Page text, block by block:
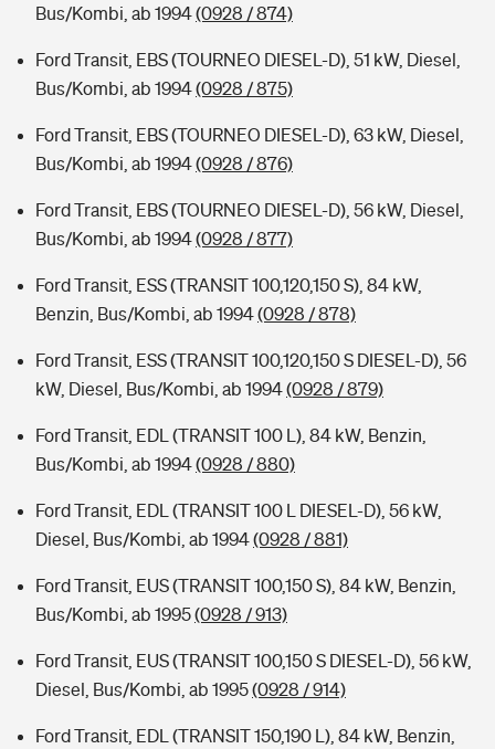
Bus/Kombi, ab 1994(0928 / 874)
Ford Transit, EBS (TOURNEO DIESEL-D), 51 kW, Diesel,
Bus/Kombi, ab 1994(0928 / 875)
Ford Transit, EBS (TOURNEO DIESEL-D), 63 kW, Diesel,
Bus/Kombi, ab 1994(0928 / 876)
Ford Transit, EBS (TOURNEO DIESEL-D), 56 kW, Diesel,
Bus/Kombi, ab 1994(0928 / 877)
Ford Transit, ESS (TRANSIT 100,120,150 S), 84 kW,
Benzin, Bus/Kombi, ab 1994(0928 / 878)
Ford Transit, ESS (TRANSIT 100,120,150 S DIESEL-D), 56
kW, Diesel, Bus/Kombi, ab 1994(0928 / 879)
Ford Transit, EDL (TRANSIT 100 L), 84 kW, Benzin,
Bus/Kombi, ab 1994(0928 / 880)
Ford Transit, EDL (TRANSIT 100 L DIESEL-D), 56 kW,
Diesel, Bus/Kombi, ab 1994(0928 / 881)
Ford Transit, EUS (TRANSIT 100,150 S), 84 kW, Benzin,
Bus/Kombi, ab 1995(0928 / 913)
Ford Transit, EUS (TRANSIT 100,150 S DIESEL-D), 56 kW,
Diesel, Bus/Kombi, ab 1995(0928 / 914)
Ford Transit, EDL (TRANSIT 150,190 L), 84 kW, Benzin,